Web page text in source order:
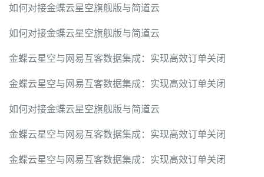
如何对接金蝶云星空旗舰版与简道云
如何对接金蝶云星空旗舰版与简道云
金蝶云星空与网易互客数据集成：实现高效订单关闭
金蝶云星空与网易互客数据集成：实现高效订单关闭
如何对接金蝶云星空旗舰版与简道云
金蝶云星空与网易互客数据集成：实现高效订单关闭
金蝶云星空与网易互客数据集成：实现高效订单关闭